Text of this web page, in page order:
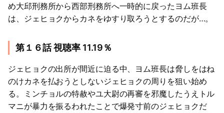
め大邱刑務所から西部刑務所へ一時的に戻ったヨム班長
は、ジェヒョクからカネをゆすり取ろうとするのだが…。
第１６話 視聴率 11.19％
ジェヒョクの出所が間近に迫る中、ヨム班長は脅しをはね
のけカネを払おうとしないジェヒョクの周りを狙い始め
る。ミンチョルの特赦やユ大尉の再審を邪魔したうえトル
マニが暴力を振るわれたことで爆発寸前のジェヒョクだ